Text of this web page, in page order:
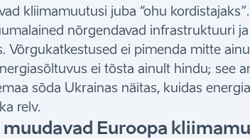
kliimamuutusi juba “ohu
nõrgendavad infrastruktuuri
Võrgukatkestused ei pimenda mitte
ei tõsta ainult hindu; see
sõda Ukrainas näitas, kuidas
relv.
muudavad Euroopa